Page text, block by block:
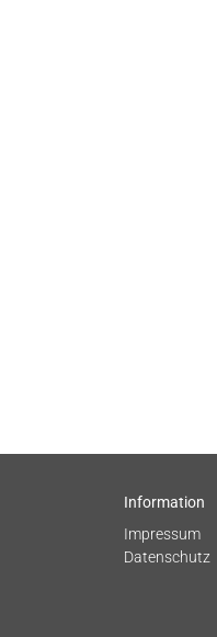
Information
Impressum
Datenschutz